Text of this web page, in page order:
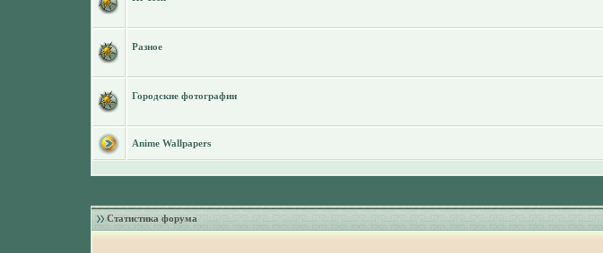
Разное
Городские фотографии
Anime Wallpapers
Статистика форума